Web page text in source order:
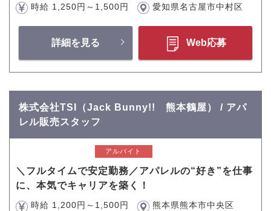
時給 1,250円～1,500円 愛知県名古屋市中村区
詳細を見る Web応募
株式会社TSI（Jack Bunny!! 熊本鶴屋） / アパ
レル販売スタッフ
アルバイト
＼フルタイムで安定勤務／アパレルの“好き”を仕事
に、本気でキャリアを築く！
時給 1,200円～1,500円 熊本県熊本市中央区